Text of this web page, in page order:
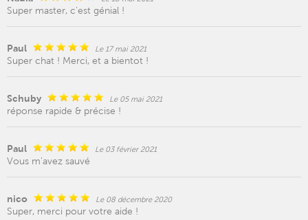
Super master, c'est génial !
Paul Le 17 mai 2021
Super chat ! Merci, et a bientot !
Schuby Le 05 mai 2021
réponse rapide & précise !
Paul Le 03 février 2021
Vous m'avez sauvé
nico Le 08 décembre 2020
Super, merci pour votre aide !